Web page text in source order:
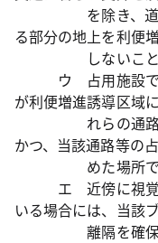
を除き、道路の
る部分の地上を利便
しないことと
ウ 占用施設であ
が利便増進誘導区域
れらの通路等の
かつ、当該通路等の
めた場所であ
エ 近傍に視覚障
いる場合には、当該
離隔を確保す